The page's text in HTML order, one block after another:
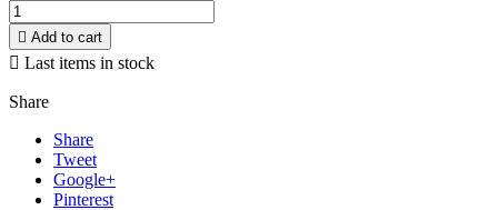
 Add to cart
 Last items in stock
Share
Share
Tweet
Google+
Pinterest